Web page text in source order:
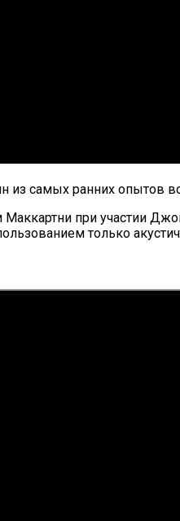
из самых ранних опытов
Маккартни при участии
только